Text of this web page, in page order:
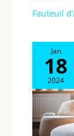
Fauteuil
Jan
18
2024